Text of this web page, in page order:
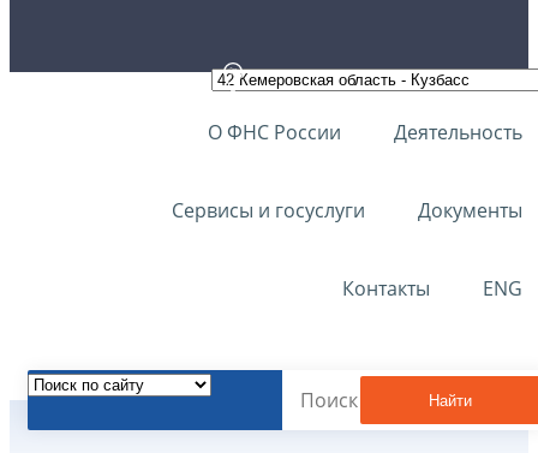
О ФНС России Деятельность
Сервисы и госуслуги Документы
Контакты ENG
Найти